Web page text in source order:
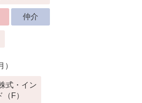
仲介
）
式・イン
（F）